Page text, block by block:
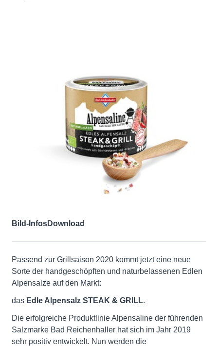
Bild-InfosDownload
Passend zur Grillsaison 2020 kommt jetzt eine neue
Sorte der handgeschöpften und naturbelassenen Edlen
Alpensalze auf den Markt:
das Edle Alpensalz STEAK & GRILL.
Die erfolgreiche Produktlinie Alpensaline der führenden
Salzmarke Bad Reichenhaller hat sich im Jahr 2019
sehr positiv entwickelt. Nun werden die